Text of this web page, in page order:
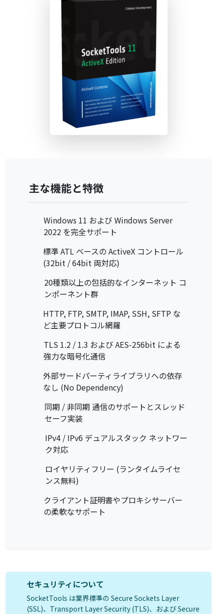
主な機能と特徴
Windows 11 および Windows Server
2022 を完全サポート
標準 ATL ベースの ActiveX コントロール
(32bit / 64bit 両対応)
20種類以上の包括的なインターネット コ
ンポーネント群
HTTP, FTP, SMTP, IMAP, SSH, SFTP な
ど主要プロトコル網羅
TLS 1.2 / 1.3 および AES-256bit による
強力な暗号化通信
外部サードパーティライブラリへの依存
なし (No Dependency)
同期 / 非同期 通信のサポートとスレッド
セーフ実装
IPv4 / IPv6 デュアルスタック ネットワー
ク対応
ロイヤリティフリー (ランタイムライセ
ンス無料)
クライアント証明書やプロキシサーバー
の柔軟なサポート
セキュリティについて
SocketTools は業界標準の Secure Sockets Layer
(SSL)、Transport Layer Security (TLS)、および Secure